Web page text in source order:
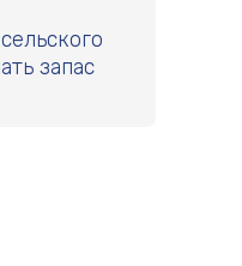
запас